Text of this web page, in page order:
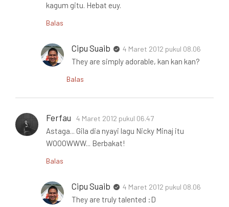
kagum gitu. Hebat euy.
Balas
Cipu Suaib 4 Maret 2012 pukul 08.06
They are simply adorable, kan kan kan?
Balas
Ferfau 4 Maret 2012 pukul 06.47
Astaga... Gila dia nyayi lagu Nicky Minaj itu
WOOOWWW... Berbakat!
Balas
Cipu Suaib 4 Maret 2012 pukul 08.06
They are truly talented :D